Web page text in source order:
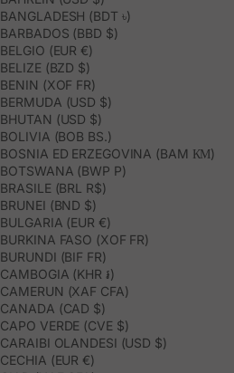
BANGLADESH (BDT ৳)
BARBADOS (BBD $)
BELGIO (EUR €)
BELIZE (BZD $)
BENIN (XOF FR)
BERMUDA (USD $)
BHUTAN (USD $)
BOLIVIA (BOB BS.)
BOSNIA ED ERZEGOVINA (BAM КМ)
BOTSWANA (BWP P)
BRASILE (BRL R$)
BRUNEI (BND $)
BULGARIA (EUR €)
BURKINA FASO (XOF FR)
BURUNDI (BIF FR)
CAMBOGIA (KHR ៛)
CAMERUN (XAF CFA)
CANADA (CAD $)
CAPO VERDE (CVE $)
CARAIBI OLANDESI (USD $)
CECHIA (EUR €)